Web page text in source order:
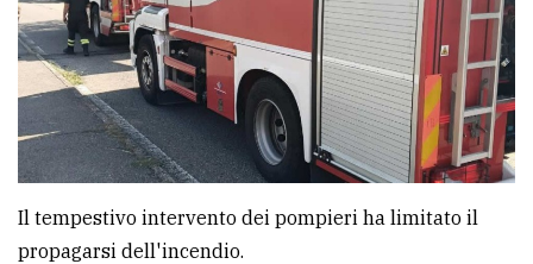
PRIVACY
Privacy
Il tempestivo intervento dei pompieri ha limitato il
propagarsi dell'incendio.